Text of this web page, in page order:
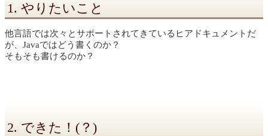
1. やりたいこと
他言語では次々とサポートされてきているヒアドキュメントだ
が、Javaではどう書くのか？
そもそも書けるのか？
2. できた！(？)